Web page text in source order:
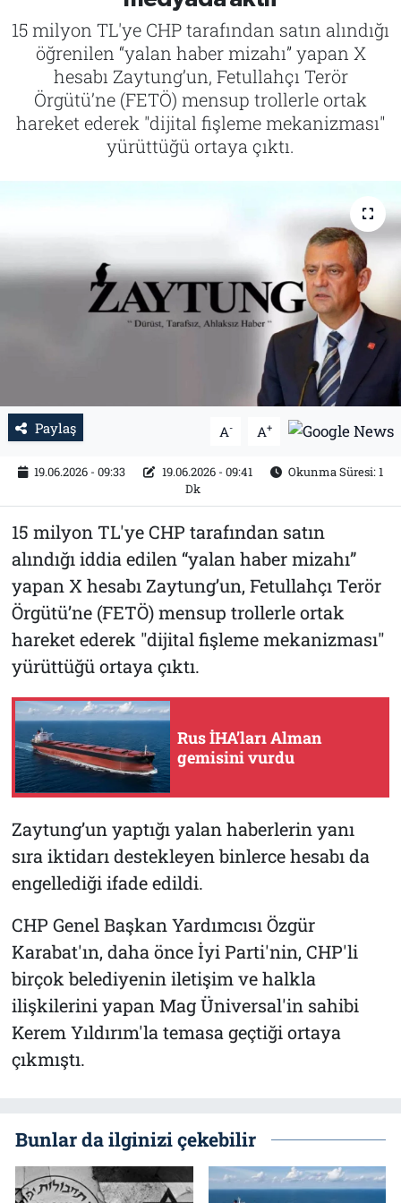
15 milyon TL'ye CHP tarafından satın alındığı
öğrenilen “yalan haber mizahı” yapan X
hesabı Zaytung’un, Fetullahçı Terör
Örgütü’ne (FETÖ) mensup trollerle ortak
hareket ederek "dijital fişleme mekanizması"
yürüttüğü ortaya çıktı.
Paylaş A- A+
19.06.2026 - 09:33 19.06.2026 - 09:41
Okunma Süresi: 1
Dk
15 milyon TL'ye CHP tarafından satın
alındığı iddia edilen “yalan haber mizahı”
yapan X hesabı Zaytung’un, Fetullahçı Terör
Örgütü’ne (FETÖ) mensup trollerle ortak
hareket ederek "dijital fişleme mekanizması"
yürüttüğü ortaya çıktı.
Rus İHA’ları Alman
gemisini vurdu
Zaytung’un yaptığı yalan haberlerin yanı
sıra iktidarı destekleyen binlerce hesabı da
engellediği ifade edildi.
CHP Genel Başkan Yardımcısı Özgür
Karabat'ın, daha önce İyi Parti'nin, CHP'li
birçok belediyenin iletişim ve halkla
ilişkilerini yapan Mag Üniversal'in sahibi
Kerem Yıldırım'la temasa geçtiği ortaya
çıkmıştı.
Bunlar da ilginizi çekebilir
Tarih
İletişim
Künye